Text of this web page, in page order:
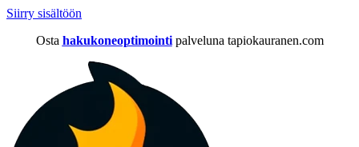
Siirry sisältöön
Osta hakukoneoptimointi palveluna tapiokauranen.com